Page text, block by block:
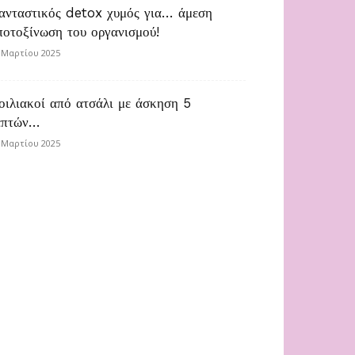
detox χυμός για… άμεση
του οργανισμού!
2025
από ατσάλι με άσκηση 5
2025